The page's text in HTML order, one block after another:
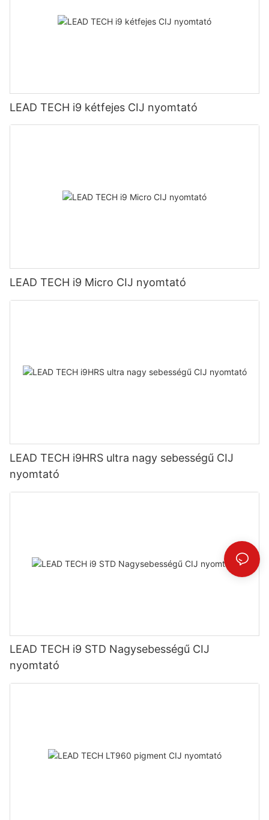
LEAD TECH i9 kétfejes CIJ nyomtató
LEAD TECH i9 Micro CIJ nyomtató
LEAD TECH i9HRS ultra nagy sebességű CIJ
nyomtató
LEAD TECH i9 STD Nagysebességű CIJ
nyomtató